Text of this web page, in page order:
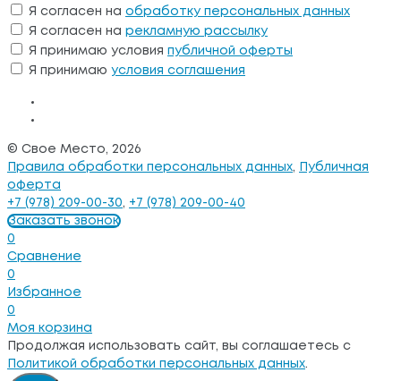
Я согласен на обработку персональных данных
Я согласен на рекламную рассылку
Я принимаю условия публичной оферты
Я принимаю условия соглашения
© Свое Место, 2026
Правила обработки персональных данных,
Публичная
оферта
+7 (978) 209-00-30, +7 (978) 209-00-40
Заказать звонок
0
Сравнение
0
Избранное
0
Моя корзина
Продолжая использовать сайт, вы соглашаетесь с
Политикой обработки персональных данных.